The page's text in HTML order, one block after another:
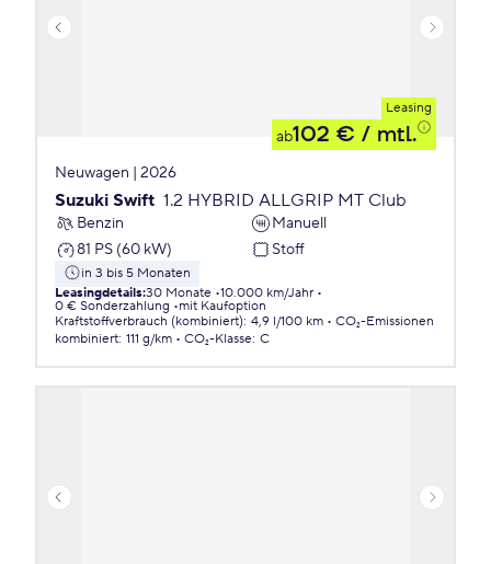
Leasing
ab102 € / mtl.
Neuwagen | 2026
Suzuki Swift 1.2 HYBRID ALLGRIP MT Club
Benzin
Manuell
81 PS (60 kW)
Stoff
in 3 bis 5 Monaten
Leasingdetails:30 Monate 10.000 km/Jahr
0 € Sonderzahlung
mit Kaufoption
Kraftstoffverbrauch (kombiniert): 4,9 l/100 km
CO₂-Emissionen
kombiniert: 111 g/km CO₂-Klasse: C